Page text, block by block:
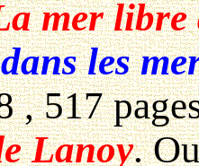
mer libre
les
, 517
Lanoy.